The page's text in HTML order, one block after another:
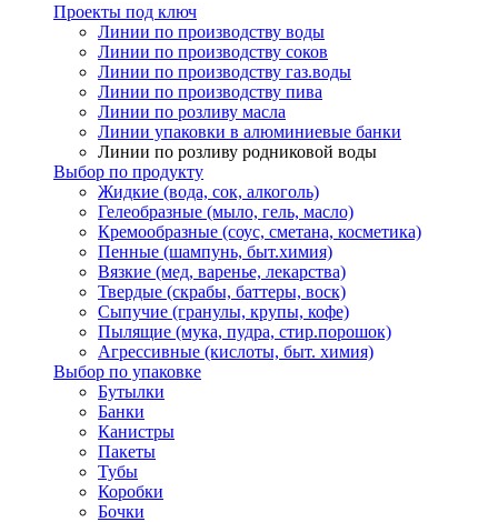
Проекты под ключ
Линии по производству воды
Линии по производству соков
Линии по производству газ.воды
Линии по производству пива
Линии по розливу масла
Линии упаковки в алюминиевые банки
Линии по розливу родниковой воды
Выбор по продукту
Жидкие (вода, сок, алкоголь)
Гелеобразные (мыло, гель, масло)
Кремообразные (соус, сметана, косметика)
Пенные (шампунь, быт.химия)
Вязкие (мед, варенье, лекарства)
Твердые (скрабы, баттеры, воск)
Сыпучие (гранулы, крупы, кофе)
Пылящие (мука, пудра, стир.порошок)
Агрессивные (кислоты, быт. химия)
Выбор по упаковке
Бутылки
Банки
Канистры
Пакеты
Тубы
Коробки
Бочки